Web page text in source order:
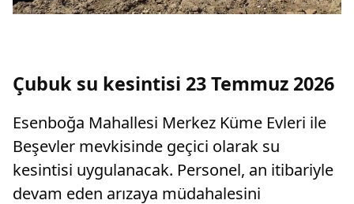
Çubuk su kesintisi 23 Temmuz 2026
Esenboğa Mahallesi Merkez Küme Evleri ile
Beşevler mevkisinde geçici olarak su
kesintisi uygulanacak. Personel, an itibariyle
devam eden arızaya müdahalesini